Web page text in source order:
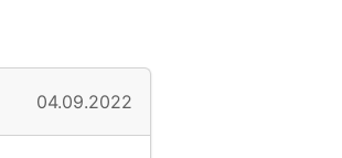
04.09.2022